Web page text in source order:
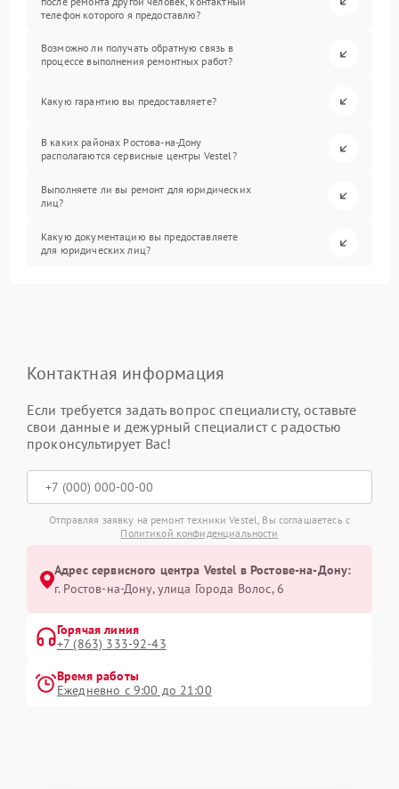
телефон которого я предоставлю?
Возможно ли получать обратную связь в
процессе выполнения ремонтных работ?
Какую гарантию вы предоставляете?
В каких районах Ростова-на-Дону
располагаются сервисные центры Vestel?
Выполняете ли вы ремонт для юридических
лиц?
Какую документацию вы предоставляете
для юридических лиц?
Контактная информация
Если требуется задать вопрос специалисту, оставьте
свои данные и дежурный специалист с радостью
проконсультирует Вас!
Отправляя заявку на ремонт техники Vestel, Вы соглашаетесь с
Политикой конфиденциальности
Адрес сервисного центра Vestel в Ростове-на-Дону:
г. Ростов-на-Дону, улица Города Волос, 6
Горячая линия
+7 (863) 333-92-43
Время работы
Ежедневно с 9:00 до 21:00